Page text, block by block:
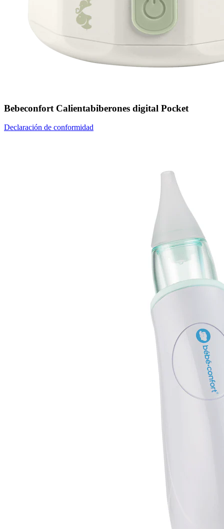
Bebeconfort Calientabiberones digital Pocket
Declaración de conformidad